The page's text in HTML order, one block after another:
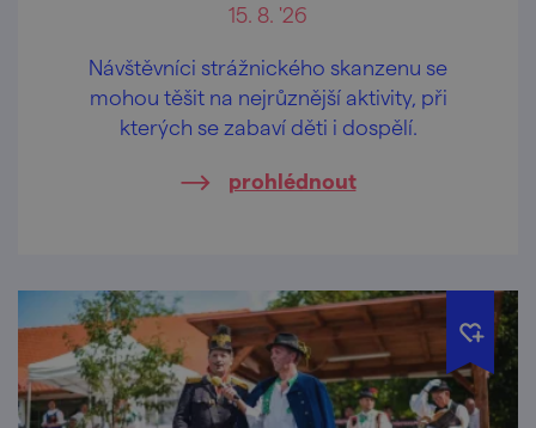
15. 8. '26
Návštěvníci strážnického skanzenu se
mohou těšit na nejrůznější aktivity, při
kterých se zabaví děti i dospělí.
prohlédnout